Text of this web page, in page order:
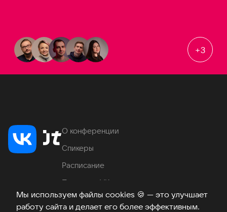
Мы используем файлы cookies 🍪 — это улучшает
работу сайта и делает его более эффективным.
+3
О конференции
Спикеры
Расписание
Продукты VK
Место проведения